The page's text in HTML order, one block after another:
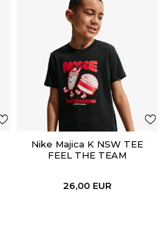
Nike Majica K NSW TEE
FEEL THE TEAM
26,00 EUR